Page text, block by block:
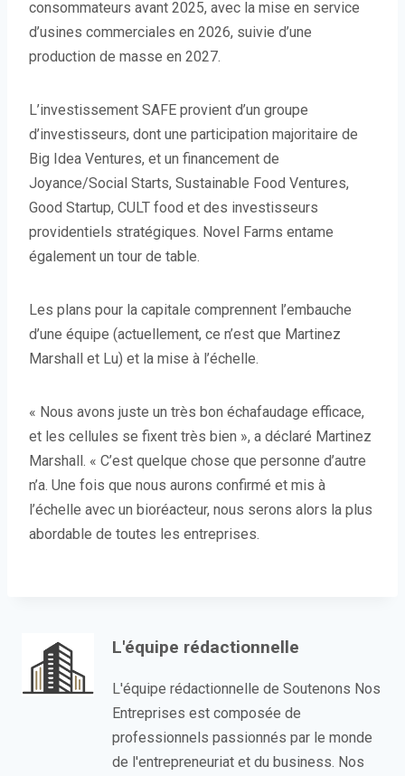
consommateurs avant 2025, avec la mise en service
d’usines commerciales en 2026, suivie d’une
production de masse en 2027.
L’investissement SAFE provient d’un groupe
d’investisseurs, dont une participation majoritaire de
Big Idea Ventures, et un financement de
Joyance/Social Starts, Sustainable Food Ventures,
Good Startup, CULT food et des investisseurs
providentiels stratégiques. Novel Farms entame
également un tour de table.
Les plans pour la capitale comprennent l’embauche
d’une équipe (actuellement, ce n’est que Martinez
Marshall et Lu) et la mise à l’échelle.
« Nous avons juste un très bon échafaudage efficace,
et les cellules se fixent très bien », a déclaré Martinez
Marshall. « C’est quelque chose que personne d’autre
n’a. Une fois que nous aurons confirmé et mis à
l’échelle avec un bioréacteur, nous serons alors la plus
abordable de toutes les entreprises.
L'équipe rédactionnelle
L'équipe rédactionnelle de Soutenons Nos
Entreprises est composée de
professionnels passionnés par le monde
de l'entrepreneuriat et du business. Nos